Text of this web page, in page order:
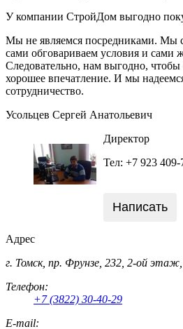
У компании СтройДом выгодно
Мы не являемся посредниками. Мы
сами обговариваем условия и сами
Следовательно, нам выгодно, чтобы
хорошее впечатление. И мы
сотрудничество.
Усольцев Сергей Анатольевич
Директор
Тел: +7 923 409-
Написать
Адрес
г. Томск, пр. Фрунзе, 232, 2-ой
Телефон:
+7 (3822) 30-40-29
E-mail: